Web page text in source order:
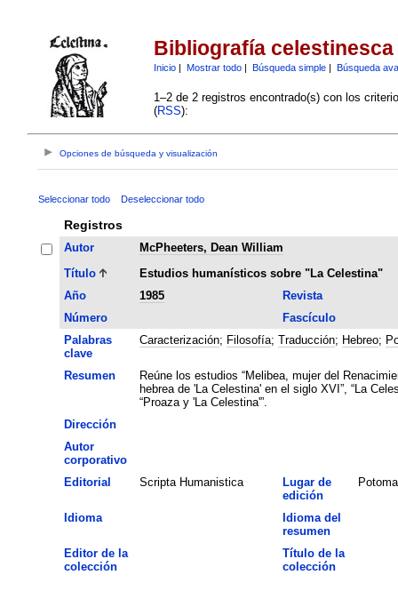
Bibliografía celestinesca
Inicio| Mostrar todo| Búsqueda simple| Búsqueda
1–2 de 2 registros encontrado(s) con los
(RSS):
Opciones de búsqueda y visualización
Seleccionar todo Deseleccionar todo
Registros
Autor
McPheeters, Dean William
Título
Estudios humanísticos sobre "La Celestina"
Año
1985
Revista
Número
Fascículo
Palabras
clave
Caracterización; Filosofía; Traducción; Hebreo;
Resumen
Reúne los estudios “Melibea, mujer del
hebrea de 'La Celestina' en el siglo XVI”, “La
“Proaza y 'La Celestina'”.
Dirección
Autor
corporativo
Editorial
Scripta Humanistica
Lugar de
edición
Idioma
Idioma del
resumen
Editor de la
colección
Título de la
colección